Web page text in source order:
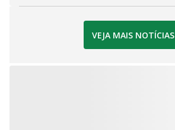
VEJA MAIS NOTÍCIAS